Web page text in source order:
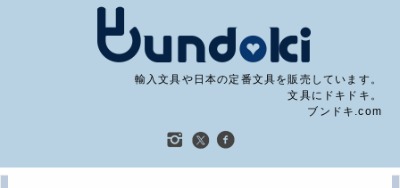
輸入文具や日本の定番文具を販売しています。
文具にドキドキ。
ブンドキ.com